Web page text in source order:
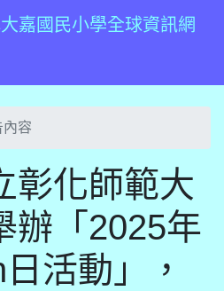
嘉國民小學全球資訊網
內容
彰化師範大
辦「2025年
活動」，